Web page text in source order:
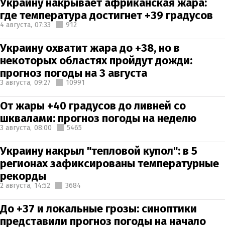
где температура достигнет +39 градусов
4 августа, 07:33 912
Украину охватит жара до +38, но в
некоторых областях пройдут дожди:
прогноз погоды на 3 августа
3 августа, 09:27 10991
От жары +40 градусов до ливней со
шквалами: прогноз погоды на неделю
3 августа, 08:00 5465
Украину накрыл "тепловой купол": в 5
регионах зафиксированы температурные
рекорды
2 августа, 14:52 3684
До +37 и локальные грозы: синоптики
представили прогноз погоды на начало